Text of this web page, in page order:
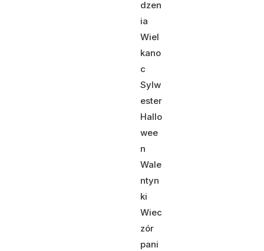
dzen
ia
Wiel
kano
c
Sylw
ester
Hallo
wee
n
Wale
ntyn
ki
Wiec
zór
pani